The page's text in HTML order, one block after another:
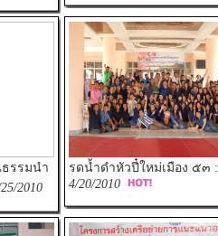
รรมนำ
2010
รดน้ำดำหัวปี๋ใหม่เมือง ๕๓ :
4/20/2010